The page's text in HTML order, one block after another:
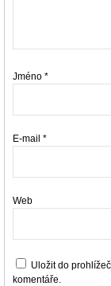
Jméno *
E-mail *
Web
Uložit do
komentáře.